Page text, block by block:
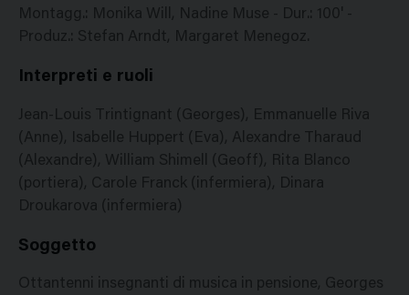
Montagg.: Monika Will, Nadine Muse - Dur.: 100' -
Produz.: Stefan Arndt, Margaret Menegoz.
Interpreti e ruoli
Jean-Louis Trintignant (Georges), Emmanuelle Riva
(Anne), Isabelle Huppert (Eva), Alexandre Tharaud
(Alexandre), William Shimell (Geoff), Rita Blanco
(portiera), Carole Franck (infermiera), Dinara
Droukarova (infermiera)
Soggetto
Ottantenni insegnanti di musica in pensione, Georges